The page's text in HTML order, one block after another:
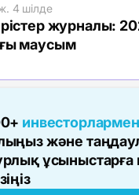
4 шілде
журналы:
маусым
инвесторлармен
және
ұсыныстарға